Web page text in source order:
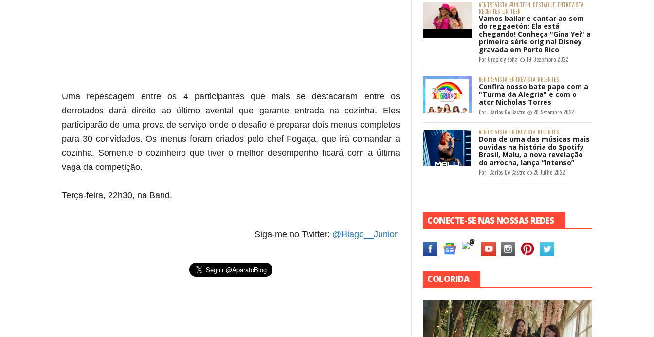
Uma repescagem entre os 4 participantes que mais se destacaram entre os
derrotados dará direito ao último avental que garante entrada na cozinha. Eles
participarão de uma prova de serviço onde o desafio é preparar dois menus completos
para 30 convidados. Os menus foram criados pelo chef Fogaça, que irá comandar a
cozinha. Somente o cozinheiro que tiver o melhor desempenho ficará com a última
vaga da competição.
Terça-feira, 22h30, na Band.
Siga-me no Twitter: @Hiago__Junior
#ENTREVISTA #UNITEEN DESTAQUE ENTREVISTA
RECENTES UNITEEN
Vamos bailar e cantar ao som
do reggaetón: Ela está
chegando! Conheça "Gina Yei" a
primeira série original Disney
gravada em Porto Rico
Por:Graziely Sofia 19 Dezembro 2022
#ENTREVISTA ENTREVISTA RECENTES
Confira nosso bate papo com a
"Turma da Alegria" e com o
ator Nicholas Torres
Por: Carlos De Castro 20 Setembro 2022
#ENTREVISTA ENTREVISTA RECENTES
Dona de uma das músicas mais
ouvidas na história do Spotify
Brasil, Malu, a nova revelação
do arrocha, lança “Intenso”
Por: Carlos De Castro 25 Julho 2022
CONECTE-SE NAS NOSSAS REDES
COLORIDA